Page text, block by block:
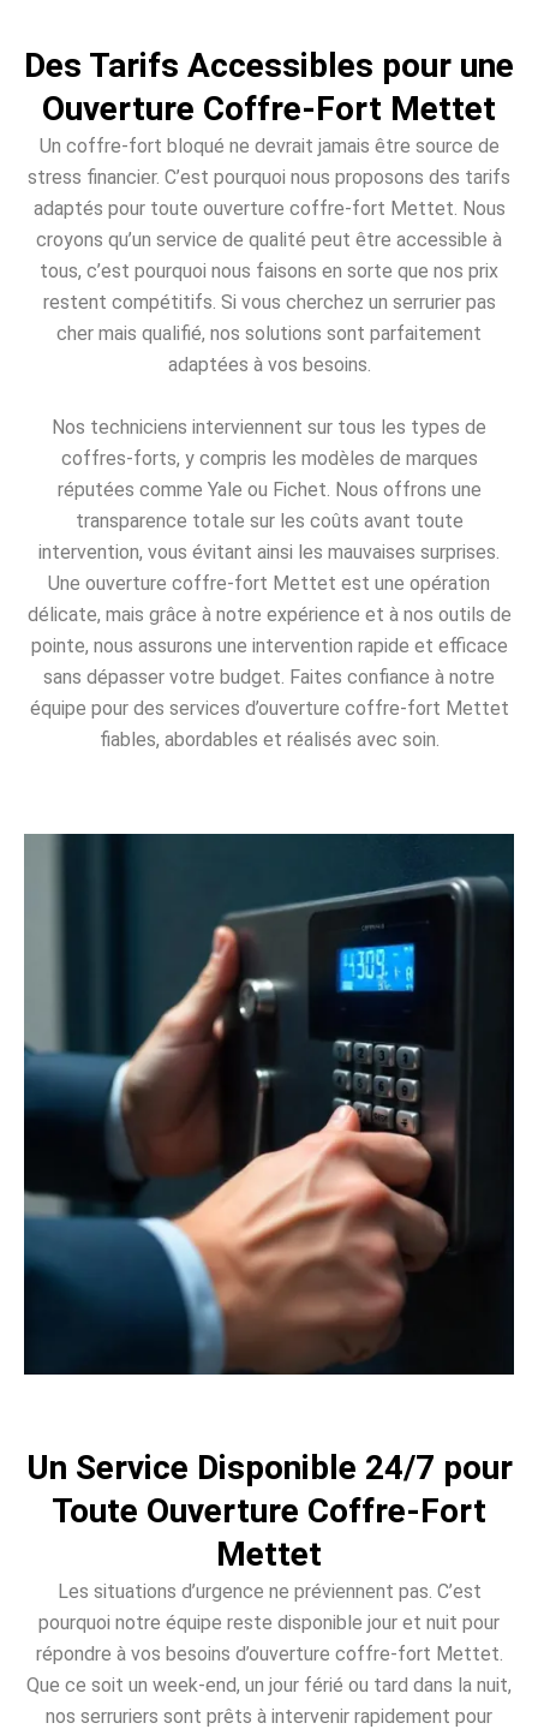
Des Tarifs Accessibles pour une
Ouverture Coffre-Fort Mettet
Un coffre-fort bloqué ne devrait jamais être source de
stress financier. C’est pourquoi nous proposons des tarifs
adaptés pour toute ouverture coffre-fort Mettet. Nous
croyons qu’un service de qualité peut être accessible à
tous, c’est pourquoi nous faisons en sorte que nos prix
restent compétitifs. Si vous cherchez un serrurier pas
cher mais qualifié, nos solutions sont parfaitement
adaptées à vos besoins.
Nos techniciens interviennent sur tous les types de
coffres-forts, y compris les modèles de marques
réputées comme Yale ou Fichet. Nous offrons une
transparence totale sur les coûts avant toute
intervention, vous évitant ainsi les mauvaises surprises.
Une ouverture coffre-fort Mettet est une opération
délicate, mais grâce à notre expérience et à nos outils de
pointe, nous assurons une intervention rapide et efficace
sans dépasser votre budget. Faites confiance à notre
équipe pour des services d’ouverture coffre-fort Mettet
fiables, abordables et réalisés avec soin.
Un Service Disponible 24/7 pour
Toute Ouverture Coffre-Fort
Mettet
Les situations d’urgence ne préviennent pas. C’est
pourquoi notre équipe reste disponible jour et nuit pour
répondre à vos besoins d’ouverture coffre-fort Mettet.
Que ce soit un week-end, un jour férié ou tard dans la nuit,
nos serruriers sont prêts à intervenir rapidement pour